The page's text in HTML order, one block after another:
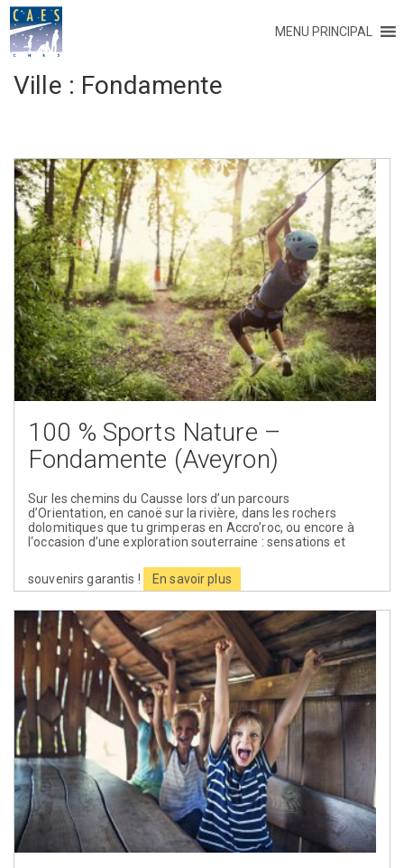
MENU PRINCIPAL
Ville : Fondamente
100 % Sports Nature –
Fondamente (Aveyron)
Sur les chemins du Causse lors d’un parcours
d’Orientation, en canoë sur la rivière, dans les rochers
dolomitiques que tu grimperas en Accro’roc, ou encore à
l‘occasion d’une exploration souterraine : sensations et
souvenirs garantis ! En savoir plus